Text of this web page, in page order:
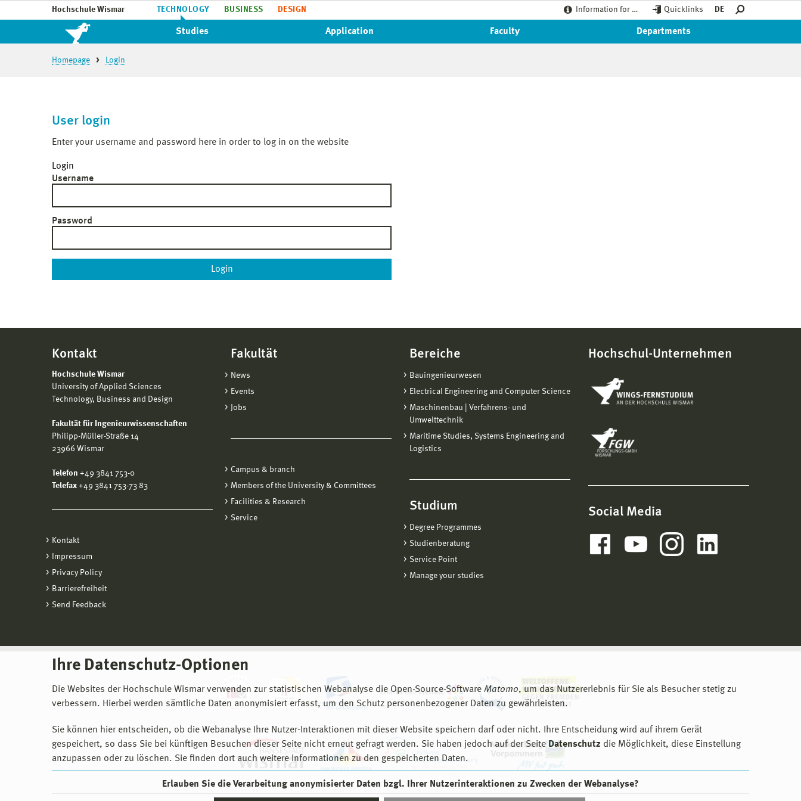
Hochschule Wismar TECHNOLOGY BUSINESS DESIGN Information for … Quicklinks DE
Studies Application Faculty Departments
Homepage Login
Ihre Datenschutz-Optionen
Die Websites der Hochschule Wismar verwenden zur statistischen Webanalyse die Open-Source-Software Matomo, um das Nutzererlebnis für Sie als Besucher stetig zu
verbessern. Hierbei werden sämtliche Daten anonymisiert erfasst, um den Schutz personenbezogener Daten zu gewährleisten.
Sie können hier entscheiden, ob die Webanalyse Ihre Nutzer-Interaktionen mit dieser Website speichern darf oder nicht. Ihre Entscheidung wird auf ihrem Gerät
gespeichert, so dass Sie bei künftigen Besuchen dieser Seite nicht erneut gefragt werden. Sie haben jedoch auf der Seite Datenschutz die Möglichkeit, diese Einstellung
anzupassen oder zu löschen. Sie finden dort auch weitere Informationen zu den gespeicherten Daten.
Erlauben Sie die Verarbeitung anonymisierter Daten bzgl. Ihrer Nutzerinteraktionen zu Zwecken der Webanalyse?
User login
Enter your username and password here in order to log in on the website
Login
Username
Password
Kontakt
Hochschule Wismar
University of Applied Sciences
Technology, Business and Design
Fakultät für Ingenieurwissenschaften
Philipp-Müller-Straße 14
23966 Wismar
Telefon +49 3841 753-0
Telefax +49 3841 753-73 83
Kontakt
Impressum
Privacy Policy
Barrierefreiheit
Send Feedback
Fakultät
News
Events
Jobs
Campus & branch
Members of the University & Committees
Facilities & Research
Service
Bereiche
Bauingenieurwesen
Electrical Engineering and Computer Science
Maschinenbau | Verfahrens- und
Umwelttechnik
Maritime Studies, Systems Engineering and
Logistics
Studium
Degree Programmes
Studienberatung
Service Point
Manage your studies
Hochschul-Unternehmen
Social Media